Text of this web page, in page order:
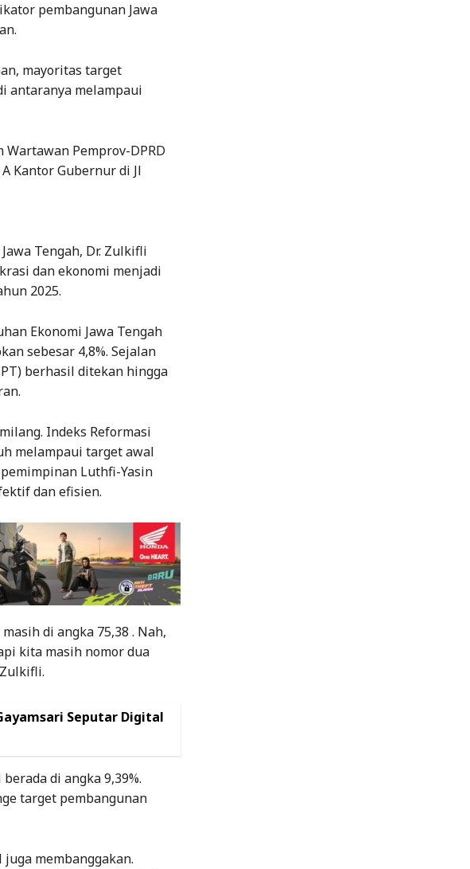
pembangunan Jawa
mayoritas target
antaranya melampaui
Pemprov-DPRD
A Kantor Gubernur di Jl
Tengah, Dr. Zulkifli
dan ekonomi menjadi
2025.
Ekonomi Jawa Tengah
sebesar 4,8%. Sejalan
berhasil ditekan hingga
Indeks Reformasi
melampaui target awal
Luthfi-Yasin
dan efisien.
di angka 75,38 . Nah,
kita masih nomor dua
Seputar Digital
di angka 9,39%.
target pembangunan
membanggakan.